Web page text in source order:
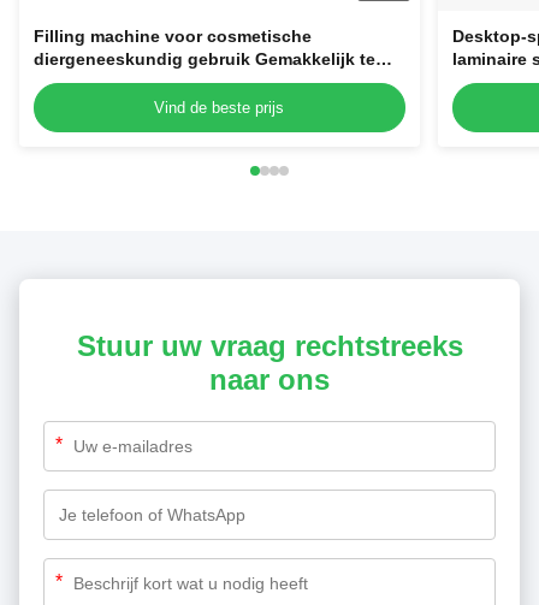
Filling machine voor cosmetische
diergeneeskundig gebruik Gemakkelijk te
bedienen 220V wegwerp plasticspuitenvuller
Vind de beste prijs
Desktop-
laminaire
Stuur uw vraag rechtstreeks
naar ons
*
*